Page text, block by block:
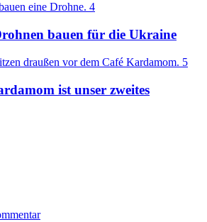
4
bauen für die Ukraine
5
ist unser zweites